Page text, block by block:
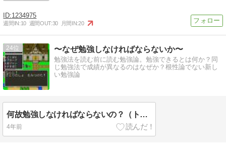
1234975
週間IN:10 週間OUT:30 月間IN:20
24 〜なぜ勉強しなければならないか〜
勉強法を読む前に読む勉強論。勉強できるとは何か？同
じ勉強法で成績が異なるのはなぜか？根性論でない新し
い勉強論
何故勉強しなければならないの？（トップページ）
4年前